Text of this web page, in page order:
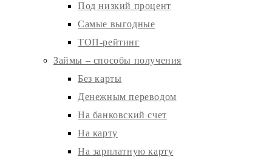
Под низкий процент
Самые выгодные
ТОП-рейтинг
Займы – способы получения
Без карты
Денежным переводом
На банковский счет
На карту
На зарплатную карту